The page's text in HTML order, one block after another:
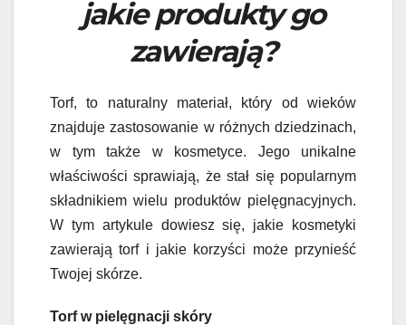
jakie produkty go
zawierają?
Torf, to naturalny materiał, który od wieków
znajduje zastosowanie w różnych dziedzinach,
w tym także w kosmetyce. Jego unikalne
właściwości sprawiają, że stał się popularnym
składnikiem wielu produktów pielęgnacyjnych.
W tym artykule dowiesz się, jakie kosmetyki
zawierają torf i jakie korzyści może przynieść
Twojej skórze.
Torf w pielęgnacji skóry